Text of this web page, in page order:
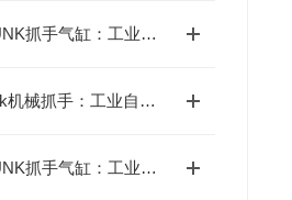
SCHUNK抓手气缸：工业柔性抓取的核心动力单元
schunk机械抓手：工业自动化柔性生产里的“精准捕手”
SCHUNK抓手气缸：工业自动化中的可靠助手